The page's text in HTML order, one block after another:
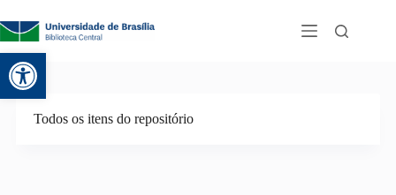
Abrir a barra de ferramentas
Todos os itens do repositório